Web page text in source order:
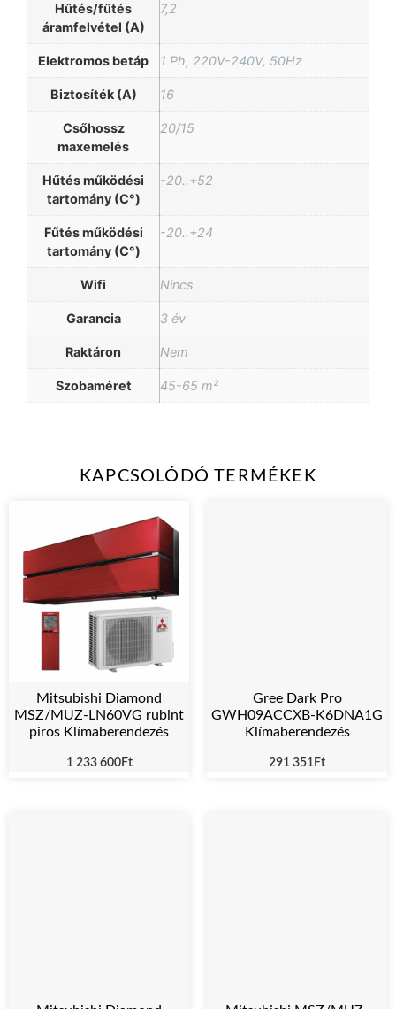
Hűtés/fűtés
áramfelvétel (A)
7,2
Elektromos betáp 1 Ph, 220V-240V, 50Hz
Biztosíték (A) 16
Csőhossz
maxemelés
20/15
Hűtés működési
tartomány (C°)
-20..+52
Fűtés működési
tartomány (C°)
-20..+24
Wifi Nincs
Garancia 3 év
Raktáron Nem
Szobaméret 45-65 m²
KAPCSOLÓDÓ TERMÉKEK
Mitsubishi Diamond
MSZ/MUZ-LN60VG rubint
piros Klímaberendezés
1 233 600Ft
Gree Dark Pro
GWH09ACCXB-K6DNA1G
Klímaberendezés
291 351Ft